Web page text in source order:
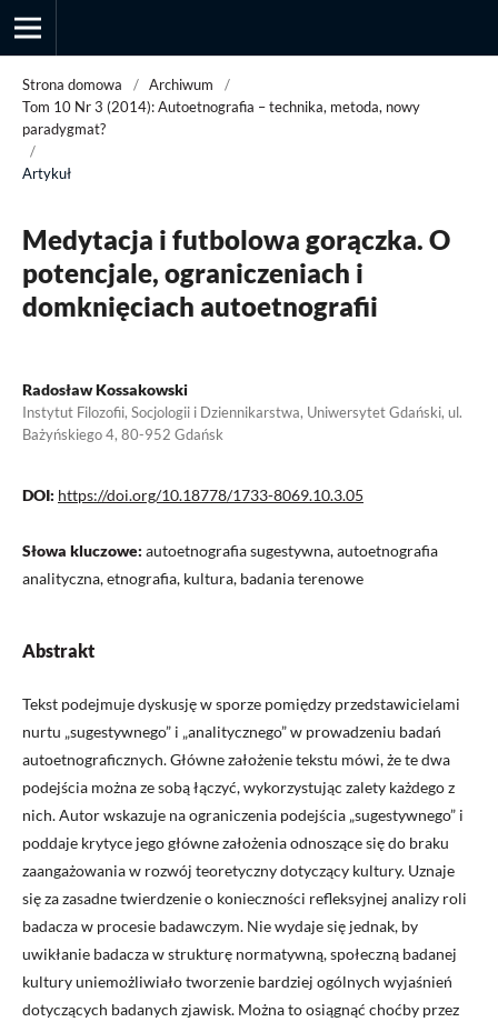
Strona domowa / Archiwum
/
Tom 10 Nr 3 (2014): Autoetnografia – technika, metoda, nowy
paradygmat?
/
Artykuł
Medytacja i futbolowa gorączka. O
potencjale, ograniczeniach i
domknięciach autoetnografii
Radosław Kossakowski
Instytut Filozofii, Socjologii i Dziennikarstwa, Uniwersytet Gdański, ul.
Bażyńskiego 4, 80-952 Gdańsk
DOI: https://doi.org/10.18778/1733-8069.10.3.05
Słowa kluczowe: autoetnografia sugestywna, autoetnografia
analityczna, etnografia, kultura, badania terenowe
Abstrakt
Tekst podejmuje dyskusję w sporze pomiędzy przedstawicielami
nurtu „sugestywnego” i „analitycznego” w prowadzeniu badań
autoetnograficznych. Główne założenie tekstu mówi, że te dwa
podejścia można ze sobą łączyć, wykorzystując zalety każdego z
nich. Autor wskazuje na ograniczenia podejścia „sugestywnego” i
poddaje krytyce jego główne założenia odnoszące się do braku
zaangażowania w rozwój teoretyczny dotyczący kultury. Uznaje
się za zasadne twierdzenie o konieczności refleksyjnej analizy roli
badacza w procesie badawczym. Nie wydaje się jednak, by
uwikłanie badacza w strukturę normatywną, społeczną badanej
kultury uniemożliwiało tworzenie bardziej ogólnych wyjaśnień
dotyczących badanych zjawisk. Można to osiągnąć choćby przez